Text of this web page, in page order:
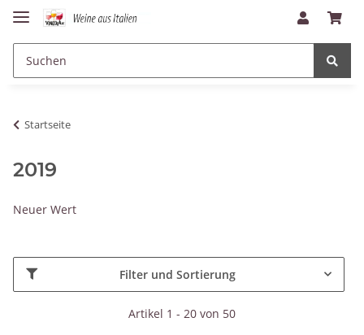
Startseite
2019
Neuer Wert
Filter und Sortierung
Artikel 1 - 20 von 50